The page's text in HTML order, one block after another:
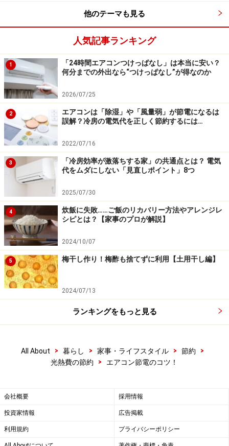
他のテーマも見る
人気記事ランキング
1
「24時間エアコンつけっぱなし」は本当に安い？
何分までの外出なら“つけっぱなし”が得なのか
2026/07/25
2
エアコンは「除湿」や「風量弱」が節電になるは
誤解？冷房の電気代を正しく節約するには…
2022/07/16
3
「冷房効率が激落ちする家」の共通点とは？ 電気
代をムダにしない「見直しポイント」8つ
2025/07/30
4
炊飯に失敗……ご飯のリカバリー方法やアレンジレ
シピとは？【家事のプロが解説】
2024/10/07
5 梅干し作り！梅酢も捨てずに利用【土用干し編】
2024/07/13
ランキングをもっと見る
All About > 暮らし > 家事・ライフスタイル > 節約
>
光熱費の節約
> エアコン節電のコツ！
会社概要 採用情報
投資家情報 広告掲載
利用規約 プライバシーポリシー